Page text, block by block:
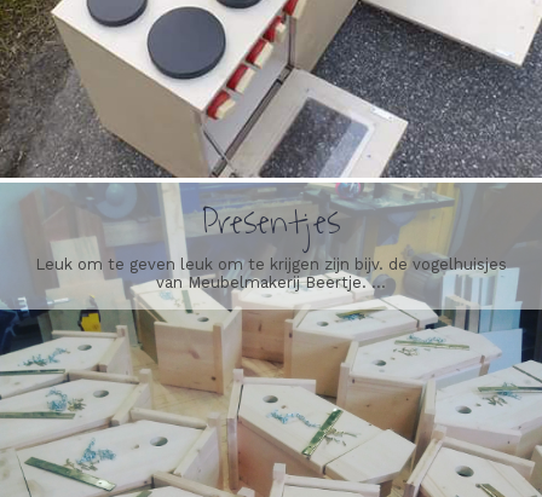
Presentjes
Leuk om te geven leuk om te krijgen zijn bijv. de vogelhuisjes
van Meubelmakerij Beertje. ...